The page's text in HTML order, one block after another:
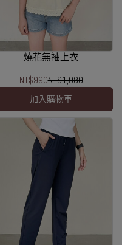
燒花無袖上衣
NT$990NT$1,980
加入購物車